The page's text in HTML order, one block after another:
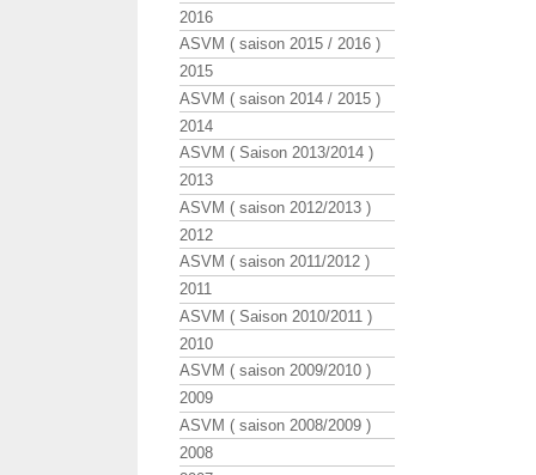
2016
ASVM ( saison 2015 / 2016 )
2015
ASVM ( saison 2014 / 2015 )
2014
ASVM ( Saison 2013/2014 )
2013
ASVM ( saison 2012/2013 )
2012
ASVM ( saison 2011/2012 )
2011
ASVM ( Saison 2010/2011 )
2010
ASVM ( saison 2009/2010 )
2009
ASVM ( saison 2008/2009 )
2008